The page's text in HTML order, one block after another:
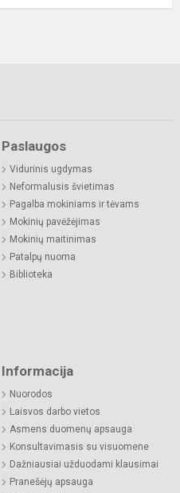
Paslaugos
Vidurinis ugdymas
Neformalusis švietimas
Pagalba mokiniams ir tėvams
Mokinių pavėžėjimas
Mokinių maitinimas
Patalpų nuoma
Biblioteka
Informacija
Nuorodos
Laisvos darbo vietos
Asmens duomenų apsauga
Konsultavimasis su visuomene
Dažniausiai užduodami klausimai
Pranešėjų apsauga